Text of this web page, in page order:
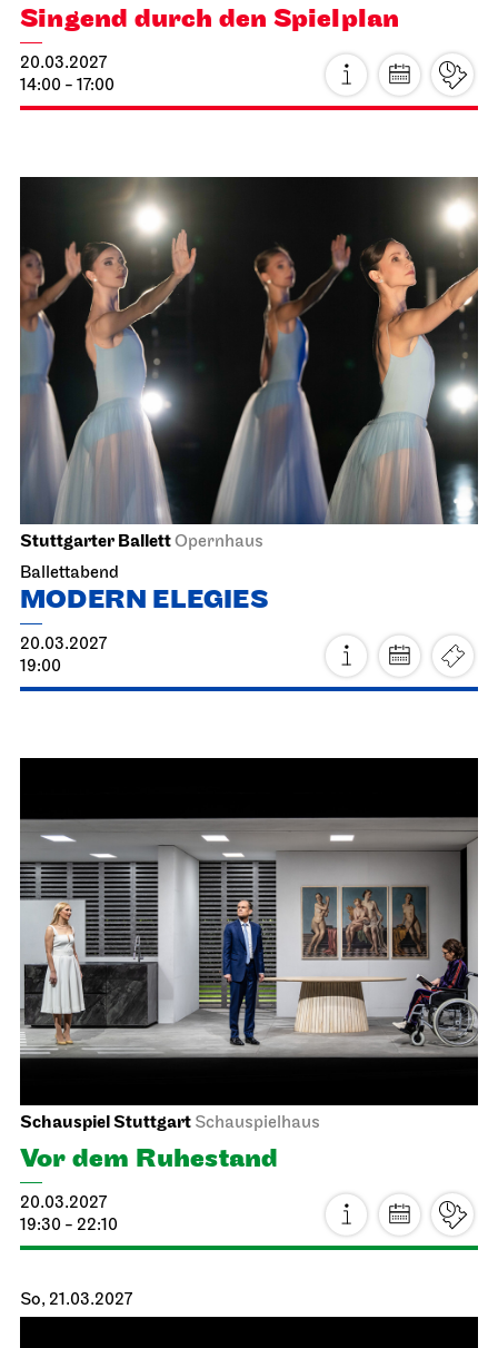
Singend durch den Spielplan
20.03.2027
14:00 - 17:00
Stuttgarter BallettOpernhaus
Ballettabend
MODERN ELEGIES
20.03.2027
19:00
Schauspiel Stuttgart Schauspielhaus
Vor dem Ruhestand
20.03.2027
19:30 - 22:10
So, 21.03.2027